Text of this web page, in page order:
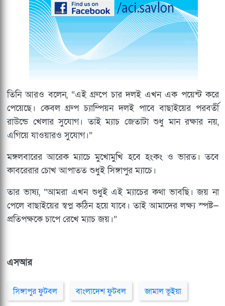
তিনি আরও বলেন, “এই গ্রুপে চার দলই এখন এক পয়েন্ট করে
পেয়েছে। কেবল গ্রুপ চ্যাম্পিয়ন দলই পাবে বাছাইয়ের পরবর্তী
রাউন্ডে খেলার সুযোগ। তাই ম্যাচ জেতাটা শুধু মান রক্ষার নয়,
এগিয়ে যাওয়ারও সুযোগ।”
মঙ্গলবারের আরেক ম্যাচে মুখোমুখি হবে হংকং ও ভারত। তবে
কাবরেরার চোখ আপাতত শুধুই সিঙ্গাপুর ম্যাচে।
তার ভাষ্য, “আমরা এখন শুধুই এই ম্যাচের কথা ভাবছি। জয় না
পেলে বাছাইয়ের স্বপ্ন কঠিন হয়ে যাবে। তাই আমাদের লক্ষ্য স্পষ্ট—
প্রতিপক্ষকে চাপে রেখে ম্যাচ জয়।”
এসআর
সিঙ্গাপুর ফুটবল বাংলাদেশ ফুটবল জামাল ভূইয়া